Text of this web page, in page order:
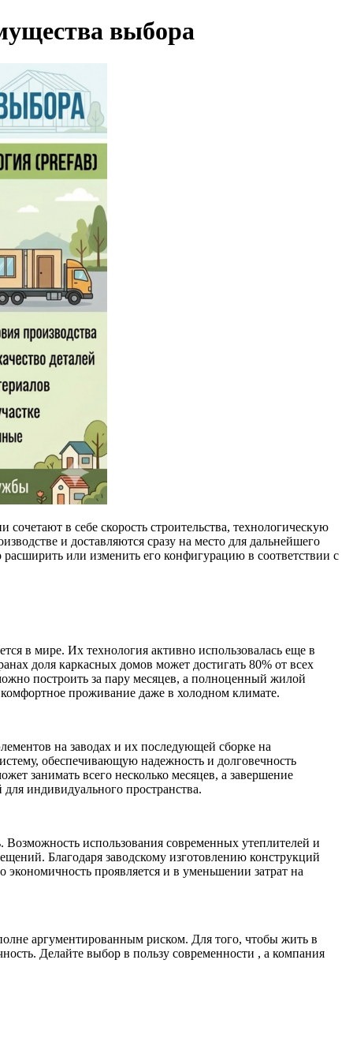
выбора
в себе скорость строительства, технологическую
и доставляются сразу на место для дальнейшего
или изменить его конфигурацию в соответствии с
в мире. Их технология активно использовалась еще в
доля каркасных домов может достигать 80% от всех
построить за пару месяцев, а полноценный жилой
проживание даже в холодном климате.
на заводах и их последующей сборке на
обеспечивающую надежность и долговечность
занимать всего несколько месяцев, а завершение
индивидуального пространства.
использования современных утеплителей и
Благодаря заводскому изготовлению конструкций
проявляется и в уменьшении затрат на
аргументированным риском. Для того, чтобы жить в
Делайте выбор в пользу современности , а компания